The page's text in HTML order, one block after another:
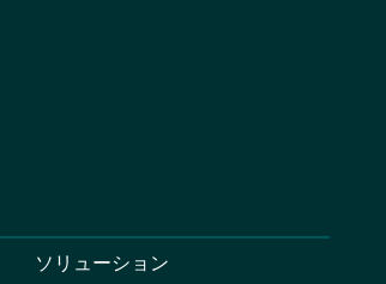
ソリューション